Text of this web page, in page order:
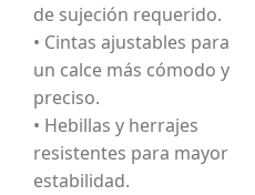
de sujeción requerido.
• Cintas ajustables para
un calce más cómodo y
preciso.
• Hebillas y herrajes
resistentes para mayor
estabilidad.